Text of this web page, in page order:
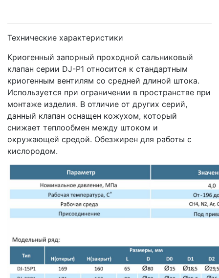
Технические характеристики
Криогенный запорный проходной сальниковый
клапан серии DJ-P1 относится к стандартным
криогенным вентилям со средней длиной штока.
Используется при ограничении в пространстве при
монтаже изделия. В отличие от других серий,
данный клапан оснащен кожухом, который
снижает теплообмен между штоком и
окружающей средой. Обезжирен для работы с
кислородом.